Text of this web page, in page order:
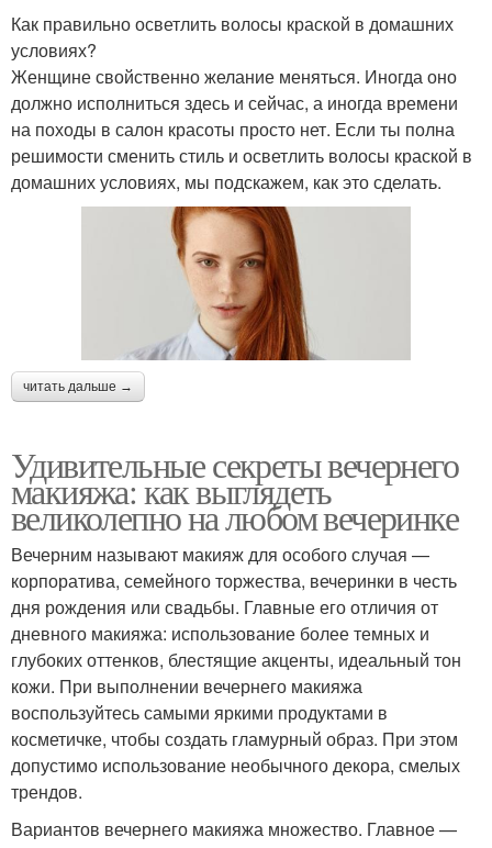
Как правильно осветлить волосы краской в домашних
условиях?
Женщине свойственно желание меняться. Иногда оно
должно исполниться здесь и сейчас, а иногда времени
на походы в салон красоты просто нет. Если ты полна
решимости сменить стиль и осветлить волосы краской в
домашних условиях, мы подскажем, как это сделать.
читать дальше →
Удивительные секреты вечернего
макияжа: как выглядеть
великолепно на любом вечеринке
Вечерним называют макияж для особого случая —
корпоратива, семейного торжества, вечеринки в честь
дня рождения или свадьбы. Главные его отличия от
дневного макияжа: использование более темных и
глубоких оттенков, блестящие акценты, идеальный тон
кожи. При выполнении вечернего макияжа
воспользуйтесь самыми яркими продуктами в
косметичке, чтобы создать гламурный образ. При этом
допустимо использование необычного декора, смелых
трендов.
Вариантов вечернего макияжа множество. Главное —